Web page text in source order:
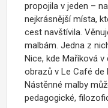
propojila v jeden –
nejkrásnější místa,
cest navštívila.
malbám. Jedna z
Nice, kde Maříková
obrazů v Le Café de
Nástěnné malby
pedagogické,